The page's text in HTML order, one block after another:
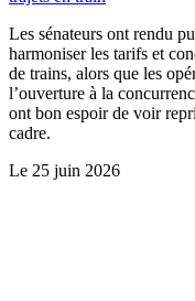
Les sénateurs ont rendu
harmoniser les tarifs et
de trains, alors que les
l’ouverture à la
ont bon espoir de voir
cadre.
Le 25 juin 2026